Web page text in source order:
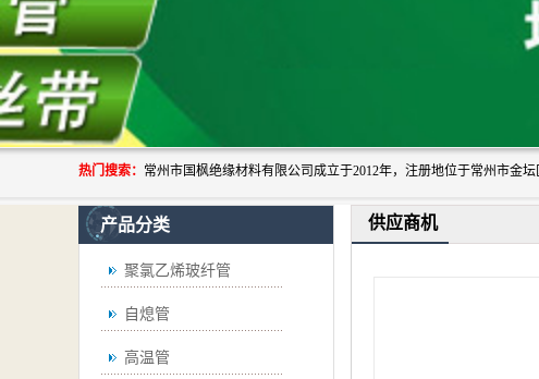
热门搜索：
产品分类
聚氯乙烯玻纤管
自熄管
高温管
供应商机